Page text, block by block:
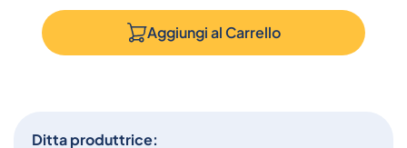
Ditta produttrice:
Aggiungi al Carrello